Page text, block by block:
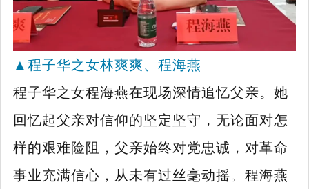
▲ 程子华之女林爽爽、程海燕
程子华之女程海燕在现场深情追忆父亲。她
回忆起父亲对信仰的坚定坚守，无论面对怎
样的艰难险阻，父亲始终对党忠诚，对革命
事业充满信心，从未有过丝毫动摇。程海燕